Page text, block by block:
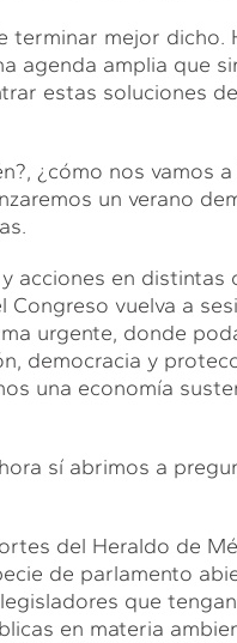
terminar mejor dicho.
agenda amplia que
estas soluciones
¿cómo nos vamos
un verano
acciones en distintas
vuelva a
urgente, donde
democracia y
una economía
sí abrimos a
del Heraldo de
de parlamento
que
en materia